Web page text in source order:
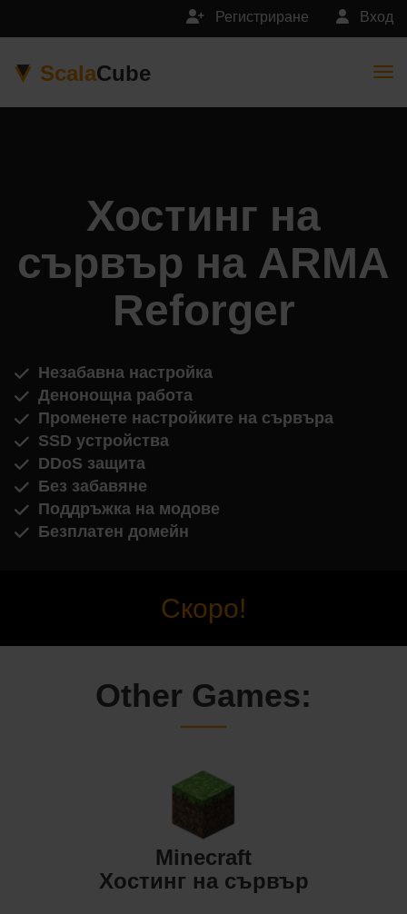
Вход
Регистриране
ScalaCube
Хостинг на
сървър на ARMA
Reforger
Незабавна настройка
Денонощна работа
Променете настройките на сървъра
SSD устройства
DDoS защита
Без забавяне
Поддръжка на модове
Безплатен домейн
Скоро!
Other Games:
Minecraft
Хостинг на сървър